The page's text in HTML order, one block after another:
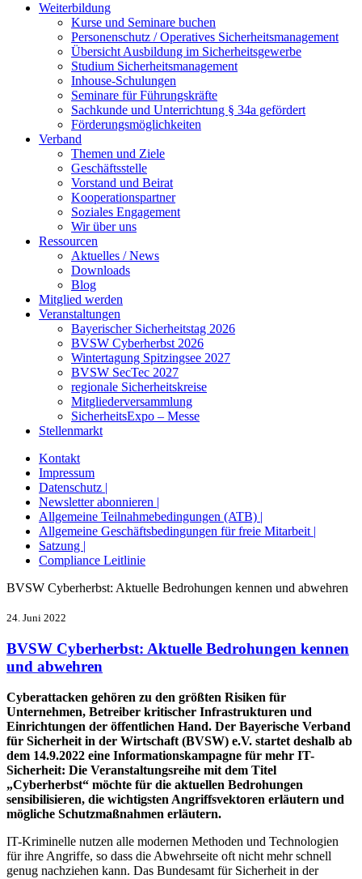
Weiterbildung
Kurse und Seminare buchen
Personenschutz / Operatives Sicherheitsmanagement
Übersicht Ausbildung im Sicherheitsgewerbe
Studium Sicherheitsmanagement
Inhouse-Schulungen
Seminare für Führungskräfte
Sachkunde und Unterrichtung § 34a gefördert
Förderungsmöglichkeiten
Verband
Themen und Ziele
Geschäftsstelle
Vorstand und Beirat
Kooperationspartner
Soziales Engagement
Wir über uns
Ressourcen
Aktuelles / News
Downloads
Blog
Mitglied werden
Veranstaltungen
Bayerischer Sicherheitstag 2026
BVSW Cyberherbst 2026
Wintertagung Spitzingsee 2027
BVSW SecTec 2027
regionale Sicherheitskreise
Mitgliederversammlung
SicherheitsExpo – Messe
Stellenmarkt
Kontakt
Impressum
Datenschutz |
Newsletter abonnieren |
Allgemeine Teilnahmebedingungen (ATB) |
Allgemeine Geschäftsbedingungen für freie Mitarbeit |
Satzung |
Compliance Leitlinie
BVSW Cyberherbst: Aktuelle Bedrohungen kennen und abwehren
24. Juni 2022
BVSW Cyberherbst: Aktuelle Bedrohungen kennen
und abwehren
Cyberattacken gehören zu den größten Risiken für
Unternehmen, Betreiber kritischer Infrastrukturen und
Einrichtungen der öffentlichen Hand. Der Bayerische Verband
für Sicherheit in der Wirtschaft (BVSW) e.V. startet deshalb ab
dem 14.9.2022 eine Informationskampagne für mehr IT-
Sicherheit: Die Veranstaltungsreihe mit dem Titel
„Cyberherbst“ möchte für die aktuellen Bedrohungen
sensibilisieren, die wichtigsten Angriffsvektoren erläutern und
mögliche Schutzmaßnahmen erläutern.
IT-Kriminelle nutzen alle modernen Methoden und Technologien
für ihre Angriffe, so dass die Abwehrseite oft nicht mehr schnell
genug nachziehen kann. Das Bundesamt für Sicherheit in der